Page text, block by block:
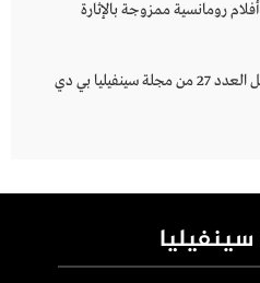
أفضل 9 أفلام رومانسية ممزوجة بالإثارة
تحميل العدد 27 من مجلة سينفيليا بي دي